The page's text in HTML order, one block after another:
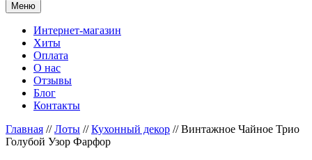
Меню
Интернет-магазин
Хиты
Оплата
О нас
Отзывы
Блог
Контакты
Главная //Лоты //Кухонный декор //Винтажное Чайное Трио
Голубой Узор Фарфор